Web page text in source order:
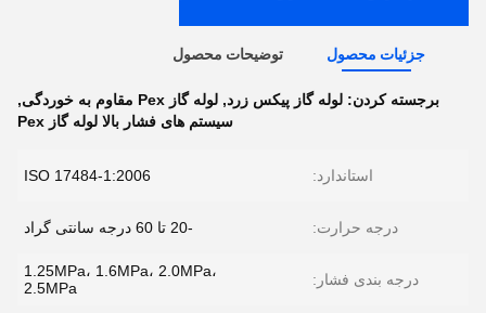
جزئیات محصول توضیحات محصول
برجسته کردن: لوله گاز پیکس زرد, لوله گاز Pex مقاوم به خوردگی
,
سیستم های فشار بالا لوله گاز Pex
استاندارد: ISO 17484-1:2006
درجه حرارت: -20 تا 60 درجه سانتی گراد
درجه بندی فشار:
1.25MPa، 1.6MPa، 2.0MPa،
2.5MPa